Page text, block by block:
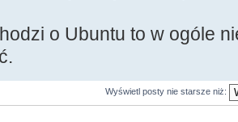
o Ubuntu to w ogóle
Wyświetl posty nie starsze niż: